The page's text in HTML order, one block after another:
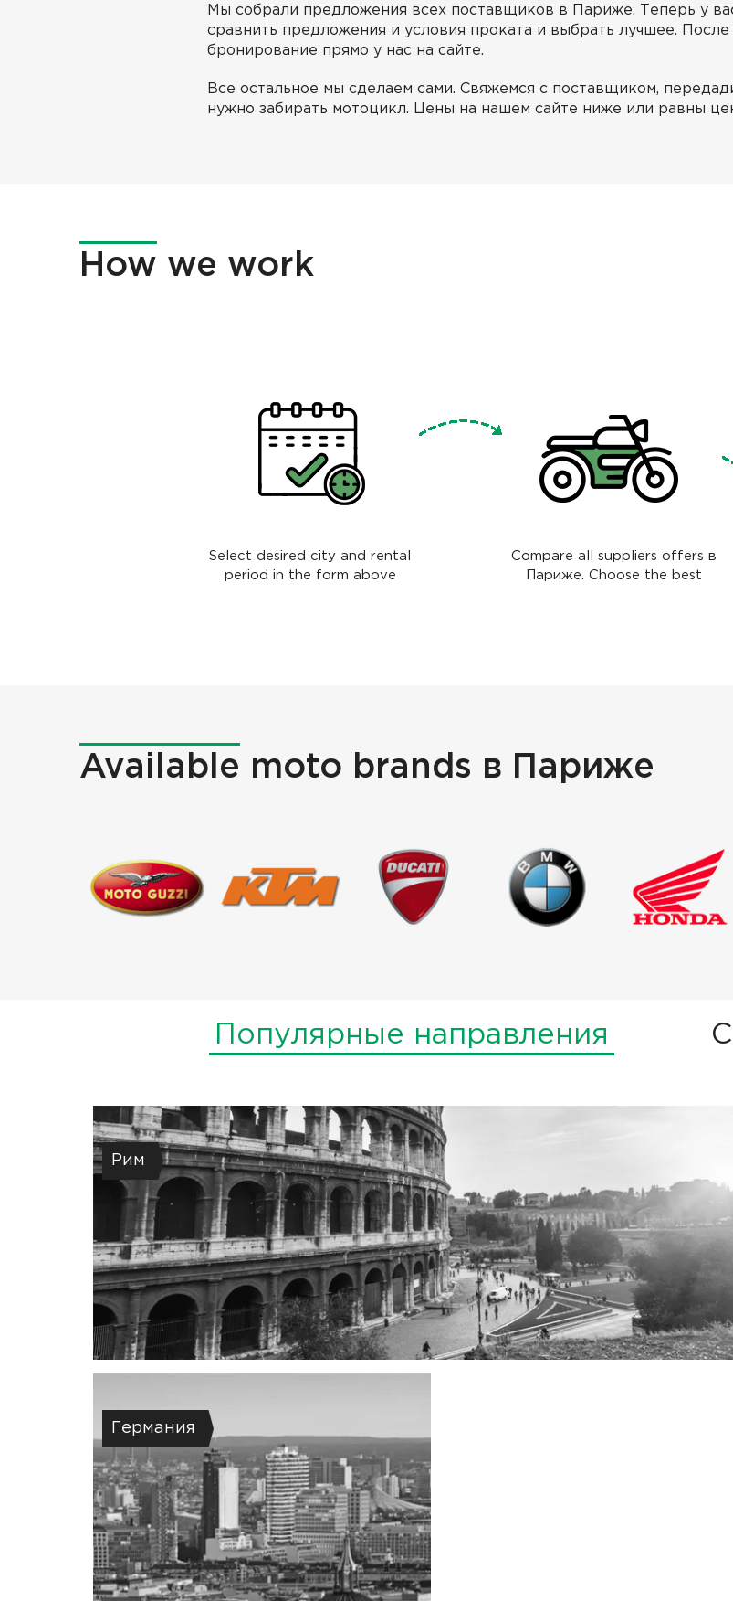
Мы собрали предложения всех поставщиков в Париже. Теперь у
сравнить предложения и условия проката и выбрать лучшее.
бронирование прямо у нас на сайте.
Все остальное мы сделаем сами. Cвяжемся с поставщиком,
нужно забирать мотоцикл. Цены на нашем сайте ниже или равны
How we work
Select desired city and rental
period in the form above
Compare all suppliers offers в
Париже. Choose the best
Available moto brands в Париже
Популярные направления
Германия
Рим